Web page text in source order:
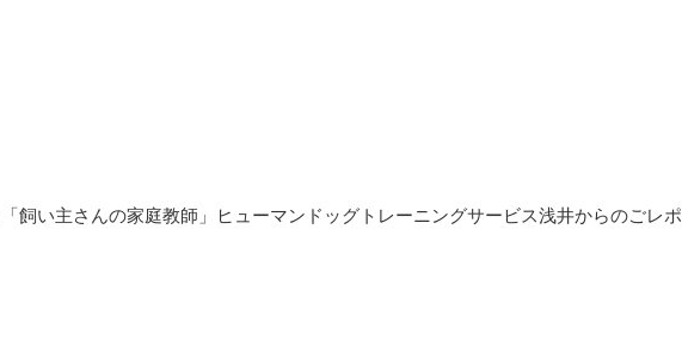
飼い主さんの家庭教師」ヒューマンドッグトレーニングサービス浅井からのごレポ